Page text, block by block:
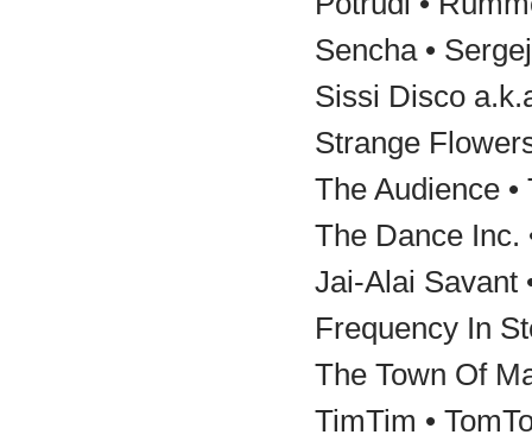
Sencha •
Sissi Disco
Strange
The Audience
The Dance Inc.
Jai-Alai Savant
Frequency In
The Town Of
TimTim •